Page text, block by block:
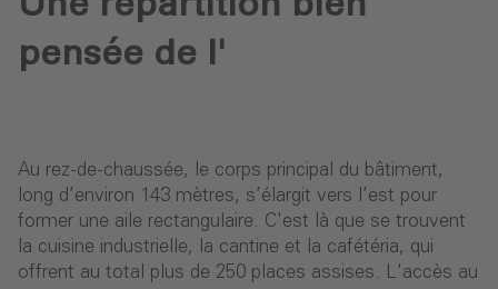
pensée de l'
Au rez-de-chaussée, le corps principal du bâtiment,
long d’environ 143 mètres, s’élargit vers l’est pour
former une aile rectangulaire. C'est là que se trouvent
la cuisine industrielle, la cantine et la cafétéria, qui
offrent au total plus de 250 places assises. L'accès au